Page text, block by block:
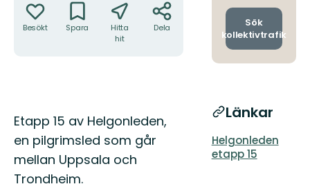
Besökt Spara
Hitta
hit
Dela
Beskrivning
Etapp 15 av Helgonleden,
en pilgrimsled som går
mellan Uppsala och
Trondheim.
och
Sök
kollektivtrafik
Länkar
Helgonleden
etapp 15